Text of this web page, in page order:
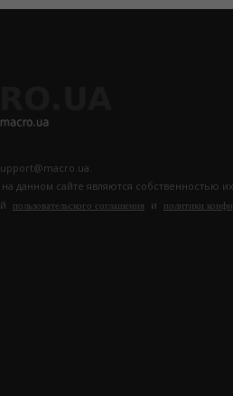
данном сайте являются собственностью
пользовательского соглашения и политики